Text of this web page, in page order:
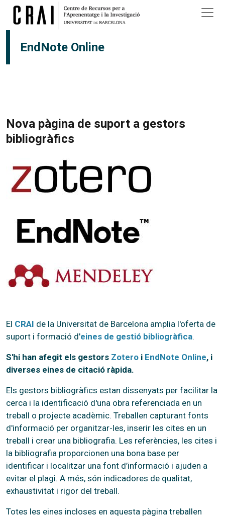
Vés al contingut
EndNote Online
Nova pàgina de suport a gestors
bibliogràfics
El CRAI de la Universitat de Barcelona amplia l'oferta de
suport i formació d'eines de gestió bibliogràfica.
S'hi han afegit els gestors Zotero i EndNote Online, i
diverses eines de citació ràpida.
Els gestors bibliogràfics estan dissenyats per facilitar la
cerca i la identificació d'una obra referenciada en un
treball o projecte acadèmic. Treballen capturant fonts
d'informació per organitzar-les, inserir les cites en un
treball i crear una bibliografia. Les referències, les cites i
la bibliografia proporcionen una bona base per
identificar i localitzar una font d’informació i ajuden a
evitar el plagi. A més, són indicadores de qualitat,
exhaustivitat i rigor del treball.
Totes les eines incloses en aquesta pàgina treballen